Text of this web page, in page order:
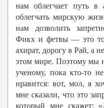
нам облегчает путь
облегчать мирскую
нам дозволить
Фикх и фетвы — это то,
ахират, дорогу в Рай, а
этом мире. Поэтому мы
ученому, пока кто-то
нравится: вот, мол, я
мне сказали, что это
который мне скажет: